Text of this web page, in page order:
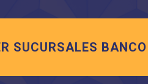
SUCURSALES